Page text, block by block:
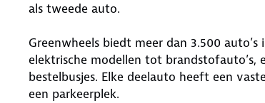
als tweede auto.
Greenwheels biedt meer dan 3.500
elektrische modellen tot brandstofauto’s,
bestelbusjes. Elke deelauto heeft een
een parkeerplek.